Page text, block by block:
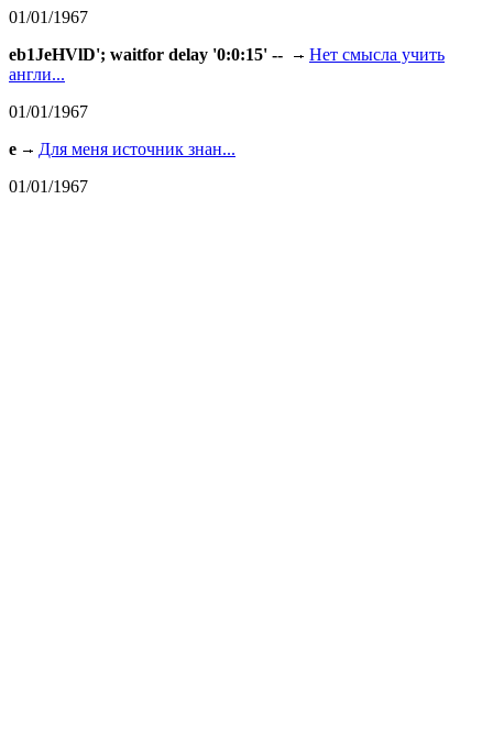
01/01/1967
eb1JeHVlD'; waitfor delay '0:0:15' --
Нет смысла учить
англи...
01/01/1967
e
Для меня источник знан...
01/01/1967